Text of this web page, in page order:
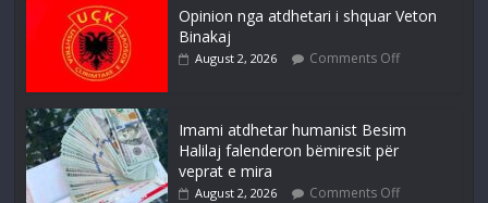
Opinion nga atdhetari i shquar Veton
Binakaj
August 2, 2026 Comments Off
Imami atdhetar humanist Besim
Halilaj falenderon bëmiresit për
veprat e mira
August 2, 2026 Comments Off